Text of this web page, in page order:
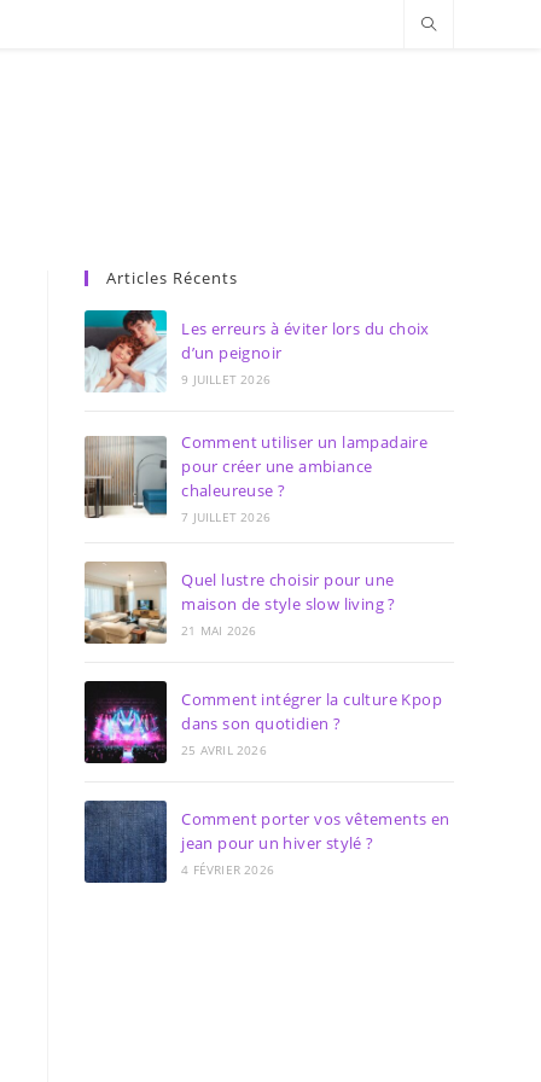
Articles Récents
Les erreurs à éviter lors du choix
d’un peignoir
9 JUILLET 2026
Comment utiliser un lampadaire
pour créer une ambiance
chaleureuse ?
7 JUILLET 2026
Quel lustre choisir pour une
maison de style slow living ?
21 MAI 2026
Comment intégrer la culture Kpop
dans son quotidien ?
25 AVRIL 2026
Comment porter vos vêtements en
jean pour un hiver stylé ?
4 FÉVRIER 2026